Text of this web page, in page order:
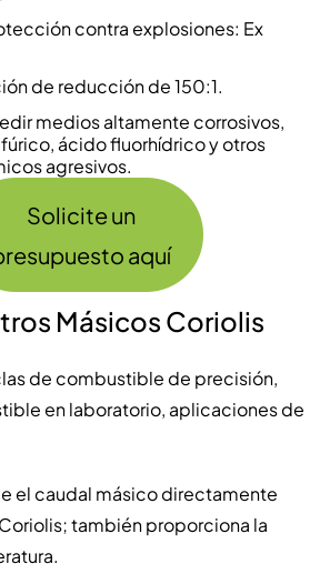
contra explosiones: Ex
de reducción de 150:1.
medios altamente corrosivos,
ácido fluorhídrico y otros
agresivos.
Solicite un
aquí
Másicos Coriolis
de combustible de precisión,
en laboratorio, aplicaciones de
el caudal másico directamente
también proporciona la